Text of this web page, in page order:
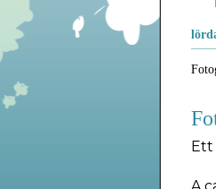
Ett
A